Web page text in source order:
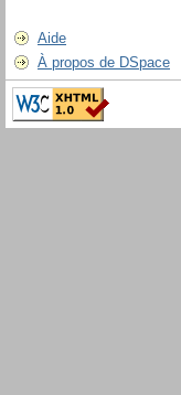
Aide
À propos de DSpace